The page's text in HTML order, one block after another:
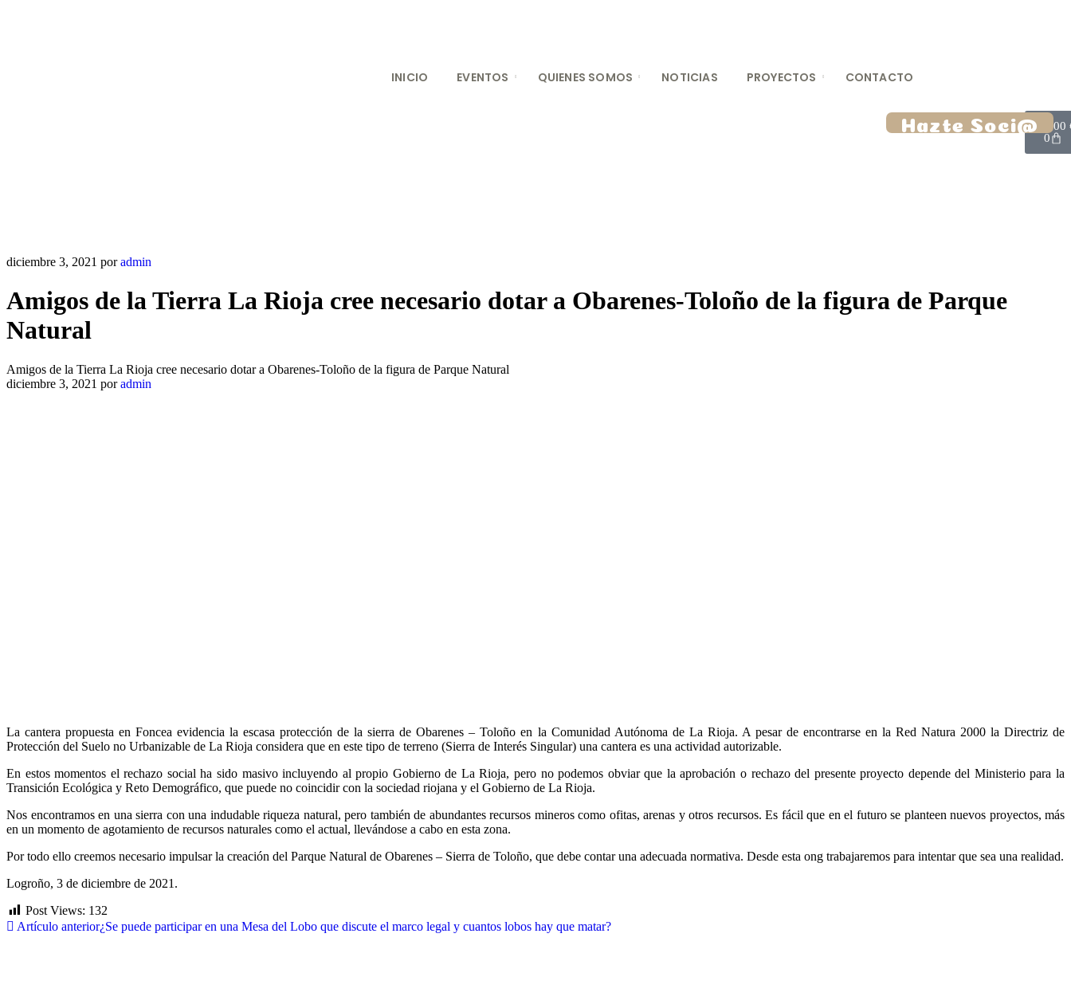
0,00
0
INICIO EVENTOS QUIENES SOMOS NOTICIAS PROYECTOS CONTACTO
Hazte Soci@
diciembre 3, 2021 poradmin
Amigos de la Tierra La Rioja cree necesario dotar a Obarenes-Toloño de la figura de Parque
Natural
Amigos de la Tierra La Rioja cree necesario dotar a Obarenes-Toloño de la figura de Parque Natural
diciembre 3, 2021 poradmin
La cantera propuesta en Foncea evidencia la escasa protección de la sierra de Obarenes – Toloño en la Comunidad Autónoma de La Rioja. A pesar de encontrarse en la Red Natura 2000 la Directriz de
Protección del Suelo no Urbanizable de La Rioja considera que en este tipo de terreno (Sierra de Interés Singular) una cantera es una actividad autorizable.
En estos momentos el rechazo social ha sido masivo incluyendo al propio Gobierno de La Rioja, pero no podemos obviar que la aprobación o rechazo del presente proyecto depende del Ministerio para la
Transición Ecológica y Reto Demográfico, que puede no coincidir con la sociedad riojana y el Gobierno de La Rioja.
Nos encontramos en una sierra con una indudable riqueza natural, pero también de abundantes recursos mineros como ofitas, arenas y otros recursos. Es fácil que en el futuro se planteen nuevos proyectos, más
en un momento de agotamiento de recursos naturales como el actual, llevándose a cabo en esta zona.
Por todo ello creemos necesario impulsar la creación del Parque Natural de Obarenes – Sierra de Toloño, que debe contar una adecuada normativa. Desde esta ong trabajaremos para intentar que sea una realidad.
Logroño, 3 de diciembre de 2021.
Post Views: 132
Artículo anterior¿Se puede participar en una Mesa del Lobo que discute el marco legal y cuantos lobos hay que matar?